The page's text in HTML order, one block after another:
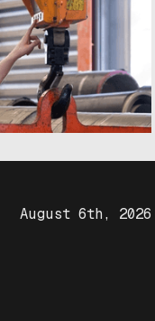
August 6th, 2026